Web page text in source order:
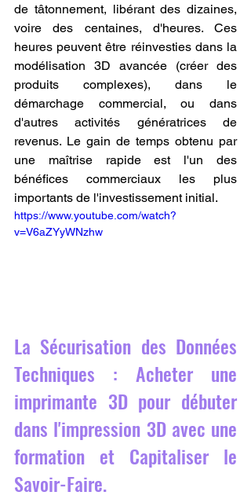
de tâtonnement, libérant des dizaines,
voire des centaines, d'heures. Ces
heures peuvent être réinvesties dans la
modélisation 3D avancée (créer des
produits complexes), dans le
démarchage commercial, ou dans
d'autres activités génératrices de
revenus. Le gain de temps obtenu par
une maîtrise rapide est l'un des
bénéfices commerciaux les plus
importants de l'investissement initial.
https://www.youtube.com/watch?
v=V6aZYyWNzhw
La Sécurisation des Données
Techniques : Acheter une
imprimante 3D pour débuter
dans l'impression 3D avec une
formation et Capitaliser le
Savoir-Faire.